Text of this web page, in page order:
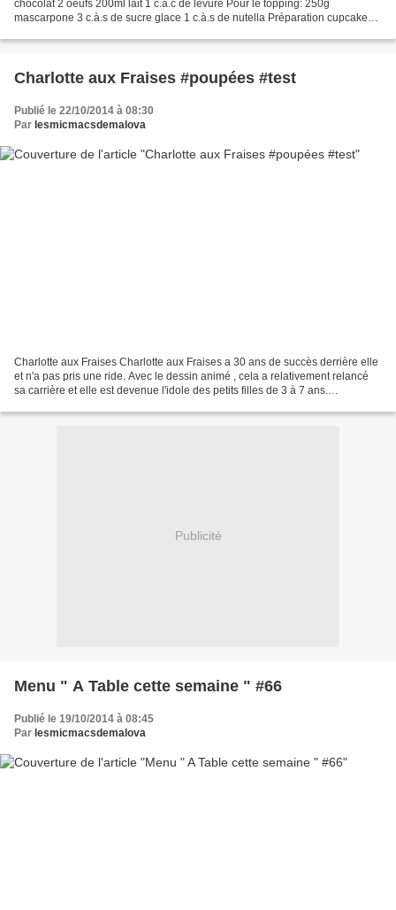
chocolat 2 oeufs 200ml lait 1 c.à.c de levure Pour le topping: 250g
mascarpone 3 c.à.s de sucre glace 1 c.à.s de nutella Préparation cupcakes:
Charlotte aux Fraises #poupées #test
Publié le 22/10/2014 à 08:30
Par lesmicmacsdemalova
Charlotte aux Fraises Charlotte aux Fraises a 30 ans de succès derrière elle
et n'a pas pris une ride. Avec le dessin animé , cela a relativement relancé
sa carrière et elle est devenue l'idole des petits filles de 3 à 7 ans.
Publicité
Menu " A Table cette semaine " #66
Publié le 19/10/2014 à 08:45
Par lesmicmacsdemalova